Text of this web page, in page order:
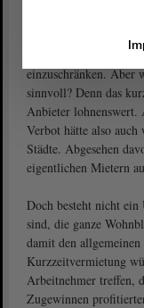
Wohnraum, der
eingeschränkt. In
einzuschränken. Aber
sinnvoll? Denn das
Anbieter lohnenswert.
Verbot hätte also
Städte. Abgesehen
eigentlichen Mietern
Doch besteht nicht ein
sind, die ganze
damit den
Kurzzeitvermietung
Arbeitnehmer treffen,
Zugewinnen